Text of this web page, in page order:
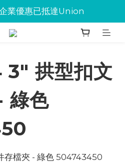
業優惠已抵達Union
業優惠已抵達Union
歡迎大量下單
3" 拱型扣文
綠色
存檔夾 - 綠色 504743450